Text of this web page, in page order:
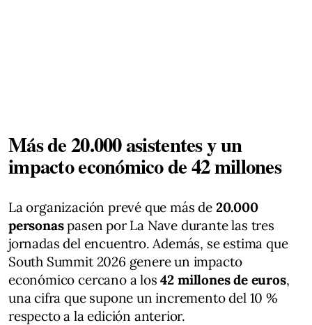
Más de 20.000 asistentes y un
impacto económico de 42 millones
La organización prevé que más de 20.000
personaspasen por La Nave durante las tres
jornadas del encuentro. Además, se estima que
South Summit 2026 genere un impacto
económico cercano a los42 millones de euros,
una cifra que supone un incremento del 10 %
respecto a la edición anterior.